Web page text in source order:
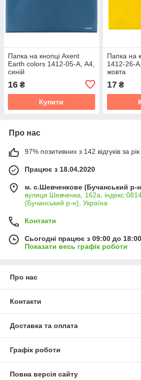
Папка на кнопці Axent
Earth colors 1412-05-A, А4,
синій
16 ₴
Купити
Папка на
1412-26-
жовта
17₴
Про нас
97% позитивних з 142 відгуків за рік
Працює з 18.04.2020
м. с.Шевченкове (Бучанський р-
вулиця Шевченка, 162а, індекс
(Бучанський р-н), Україна
Контакти
Сьогодні працює з 09:00 до 18:00
Показати весь графік роботи
Про нас
Контакти
Доставка та оплата
Графік роботи
Повна версія сайту